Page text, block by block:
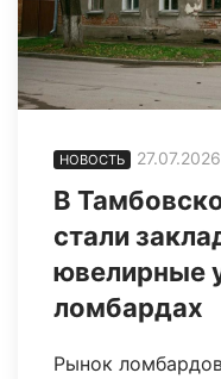
НОВОСТЬ 27.07.2026
В
стали
ювелирные
ломбардах
Рынок